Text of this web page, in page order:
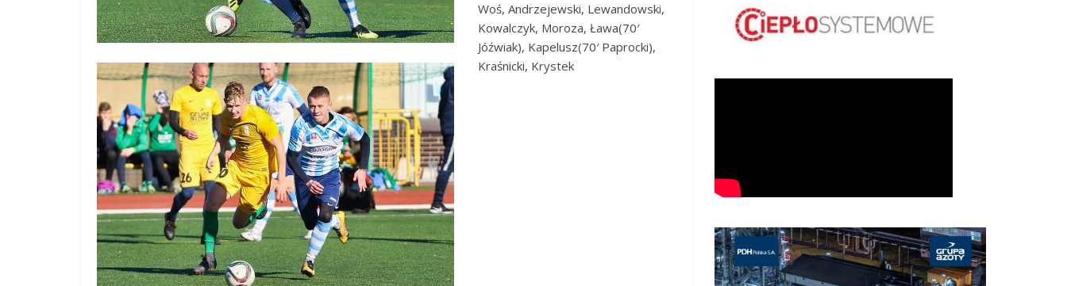
Woś, Andrzejewski, Lewandowski,
Kowalczyk, Moroza, Ława(70′
Jóźwiak), Kapelusz(70′ Paprocki),
Kraśnicki, Krystek